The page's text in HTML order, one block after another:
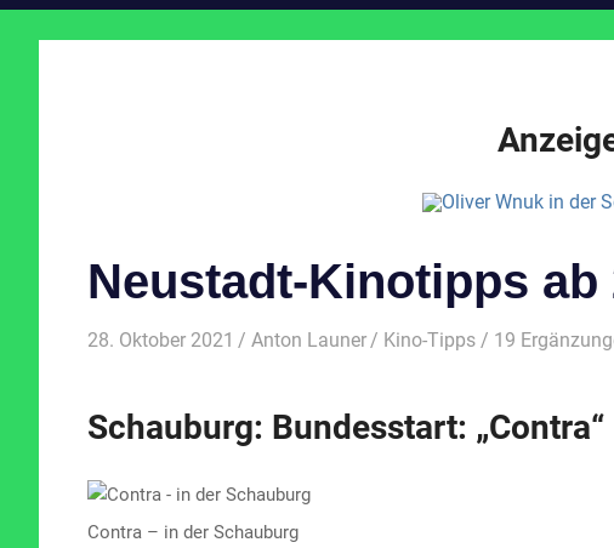
Neustadt-Kinotipps ab
28. Oktober 2021 Anton Launer Kino-Tipps / 19
Schauburg: Bundesstart: „Contra“
Contra – in der Schauburg